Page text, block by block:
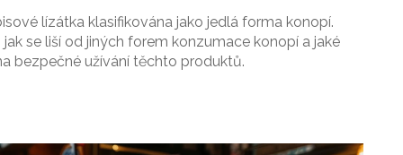
lízátka klasifikována jako jedlá forma konopí.
se liší od jiných forem konzumace konopí a jaké
bezpečné užívání těchto produktů.